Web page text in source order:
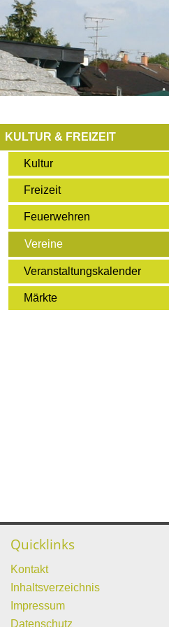
KULTUR & FREIZEIT
Kultur
Freizeit
Feuerwehren
Vereine
Veranstaltungskalender
Märkte
Quicklinks
Kontakt
Inhaltsverzeichnis
Impressum
Datenschutz